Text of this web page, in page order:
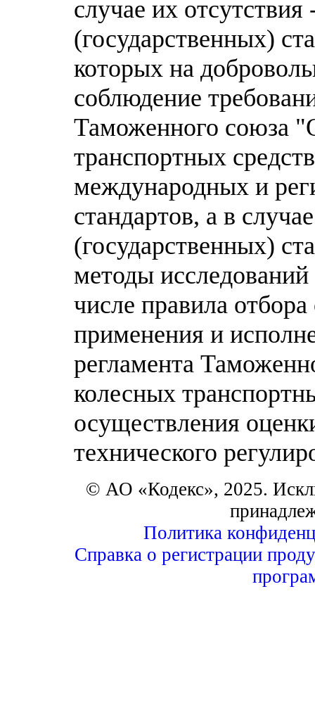
случае их
(государственных)
которых на
соблюдение
Таможенного союза
транспортных
международных и
стандартов, а в
(государственных)
методы
числе правила
применения и
регламента
колесных
осуществления
технического
© АО «Кодекс», 2025.
Политика
Справка о регистрации